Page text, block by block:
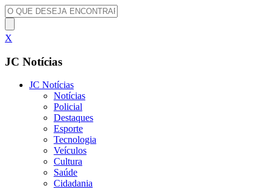
X
JC Notícias
JC Notícias
Notícias
Policial
Destaques
Esporte
Tecnologia
Veículos
Cultura
Saúde
Cidadania